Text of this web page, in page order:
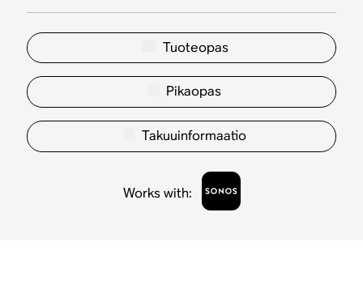
Tuoteopas
Pikaopas
Takuuinformaatio
Works with: